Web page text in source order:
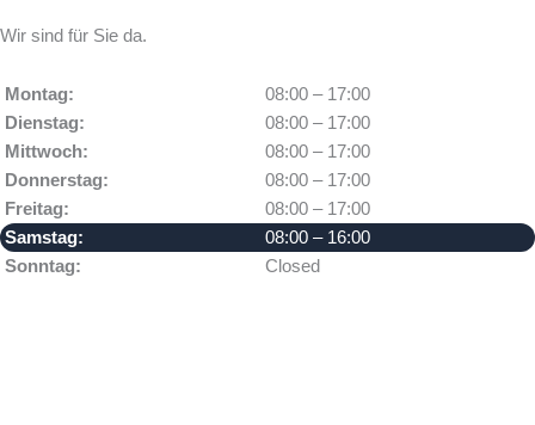
Wir sind für Sie da.
Montag:
08:00 – 17:00
Dienstag:
08:00 – 17:00
Mittwoch:
08:00 – 17:00
Donnerstag:
08:00 – 17:00
Freitag:
08:00 – 17:00
Samstag:
08:00 – 16:00
Sonntag:
Closed